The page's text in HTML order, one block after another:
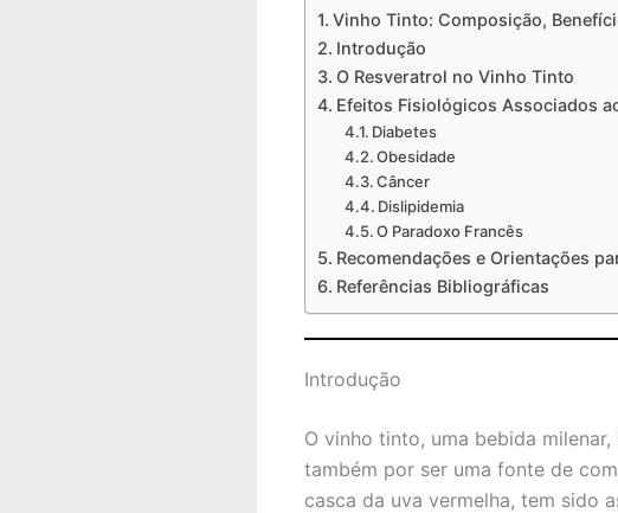
Vinho Tinto: Composição,
Introdução
O Resveratrol no Vinho Tinto
Efeitos Fisiológicos Associados
Diabetes
Obesidade
Câncer
Dislipidemia
O Paradoxo Francês
Recomendações e Orientações
Referências Bibliográficas
Introdução
O vinho tinto, uma bebida
também por ser uma fonte de
casca da uva vermelha, tem sido